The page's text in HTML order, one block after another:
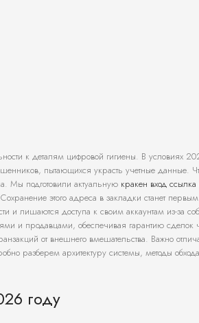
к деталям цифровой гигиены. В условиях
пытающихся украсть учетные данные.
Мы подготовили актуальную кракен вход ссылка
этого адреса в закладки станет
и лишаются доступа к своим аккаунтам из-за
и продавцами, обеспечивая гарантию сделок
от внешнего вмешательства. Важно
разберем архитектуру системы, методы
году